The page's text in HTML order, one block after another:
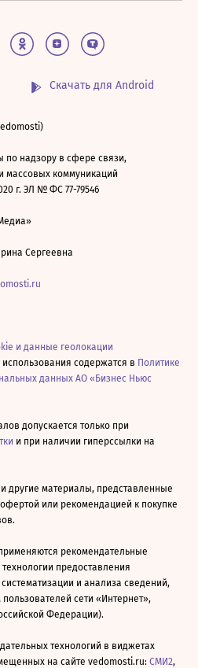
Скачать для Android
надзору в сфере связи,
массовых коммуникаций
г. ЭЛ № ФС 77-79546
Сергеевна
и данные геолокации
содержатся в Политике
данных АО «Бизнес Ньюс
допускается только при
и при наличии гиперссылки на
другие материалы, представленные
или рекомендацией к покупке
рекомендательные
предоставления
и анализа сведений,
сети «Интернет»,
Федерации).
технологий в виджетах
на сайте vedomosti.ru: СМИ2,